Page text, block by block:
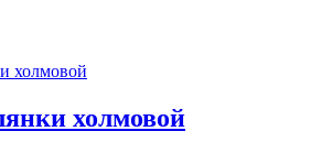
холмовой